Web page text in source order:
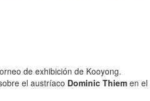
de exhibición de Kooyong.
el austríaco Dominic Thiem en el